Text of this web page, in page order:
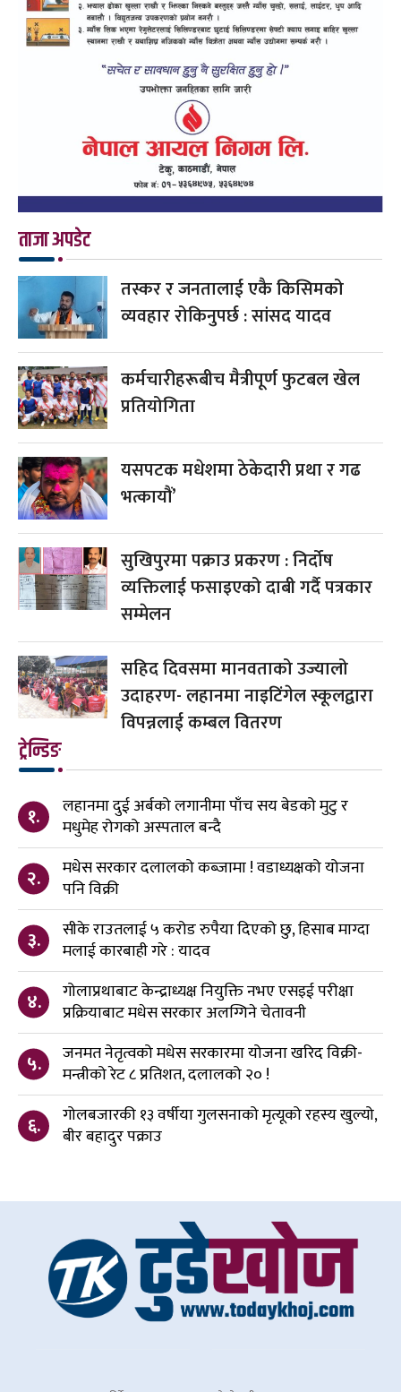
ताजा अपडेट
तस्कर र जनतालाई एकै किसिमको
व्यवहार रोकिनुपर्छ : सांसद यादव
कर्मचारीहरूबीच मैत्रीपूर्ण फुटबल खेल
प्रतियोगिता
यसपटक मधेशमा ठेकेदारी प्रथा र गढ
भत्कायौं’
सुखिपुरमा पक्राउ प्रकरण : निर्दोष
व्यक्तिलाई फसाइएको दाबी गर्दै पत्रकार
सम्मेलन
सहिद दिवसमा मानवताको उज्यालो
उदाहरण- लहानमा नाइटिंगेल स्कूलद्वारा
विपन्नलाई कम्बल वितरण
ट्रेन्डिङ
१.
लहानमा दुई अर्बको लगानीमा पाँच सय बेडको मुटु र
मधुमेह रोगको अस्पताल बन्दै
२.
मधेस सरकार दलालको कब्जामा ! वडाध्यक्षको योजना
पनि विक्री
३.
सीके राउतलाई ५ करोड रुपैया दिएको छु, हिसाब माग्दा
मलाई कारबाही गरे : यादव
४.
गोलाप्रथाबाट केन्द्राध्यक्ष नियुक्ति नभए एसइई परीक्षा
प्रक्रियाबाट मधेस सरकार अलग्गिने चेतावनी
५.
जनमत नेतृत्वको मधेस सरकारमा योजना खरिद विक्री-
मन्त्रीको रेट ८ प्रतिशत, दलालको २० !
६.
गोलबजारकी १३ वर्षीया गुलसनाको मृत्यूको रहस्य खुल्यो,
बीर बहादुर पक्राउ